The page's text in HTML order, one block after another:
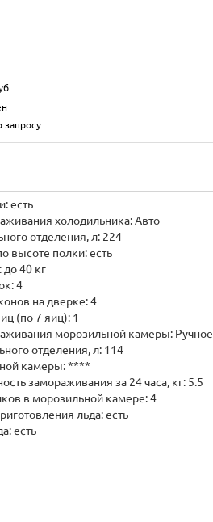
запросу
есть
холодильника: Авто
отделения, л: 224
высоте полки: есть
до 40 кг
4
на дверке: 4
(по 7 яиц): 1
морозильной камеры: Ручное
отделения, л: 114
камеры: ****
замораживания за 24 часа, кг: 5.5
в морозильной камере: 4
льда: есть
есть